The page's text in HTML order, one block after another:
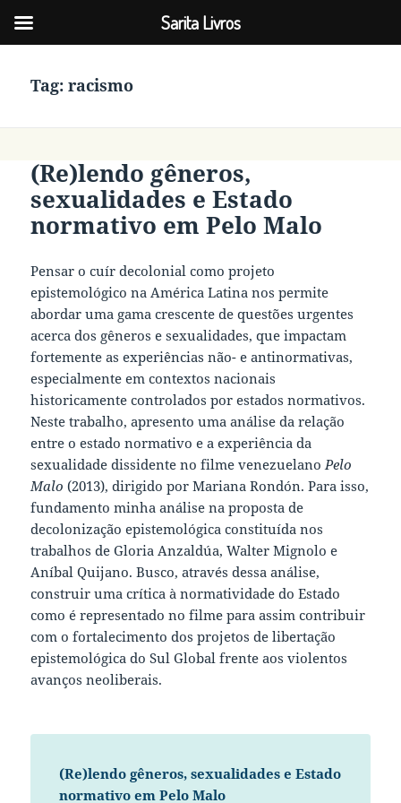
Tag:racismo
(Re)lendo gêneros,
sexualidades e Estado
normativo em Pelo Malo
Pensar o cuír decolonial como projeto
epistemológico na América Latina nos permite
abordar uma gama crescente de questões urgentes
acerca dos gêneros e sexualidades, que impactam
fortemente as experiências não- e antinormativas,
especialmente em contextos nacionais
historicamente controlados por estados normativos.
Neste trabalho, apresento uma análise da relação
entre o estado normativo e a experiência da
sexualidade dissidente no filme venezuelano Pelo
Malo (2013), dirigido por Mariana Rondón. Para isso,
fundamento minha análise na proposta de
decolonização epistemológica constituída nos
trabalhos de Gloria Anzaldúa, Walter Mignolo e
Aníbal Quijano. Busco, através dessa análise,
construir uma crítica à normatividade do Estado
como é representado no filme para assim contribuir
com o fortalecimento dos projetos de libertação
epistemológica do Sul Global frente aos violentos
avanços neoliberais.
(Re)lendo gêneros, sexualidades e Estado
normativo em Pelo Malo
Sarita Livros